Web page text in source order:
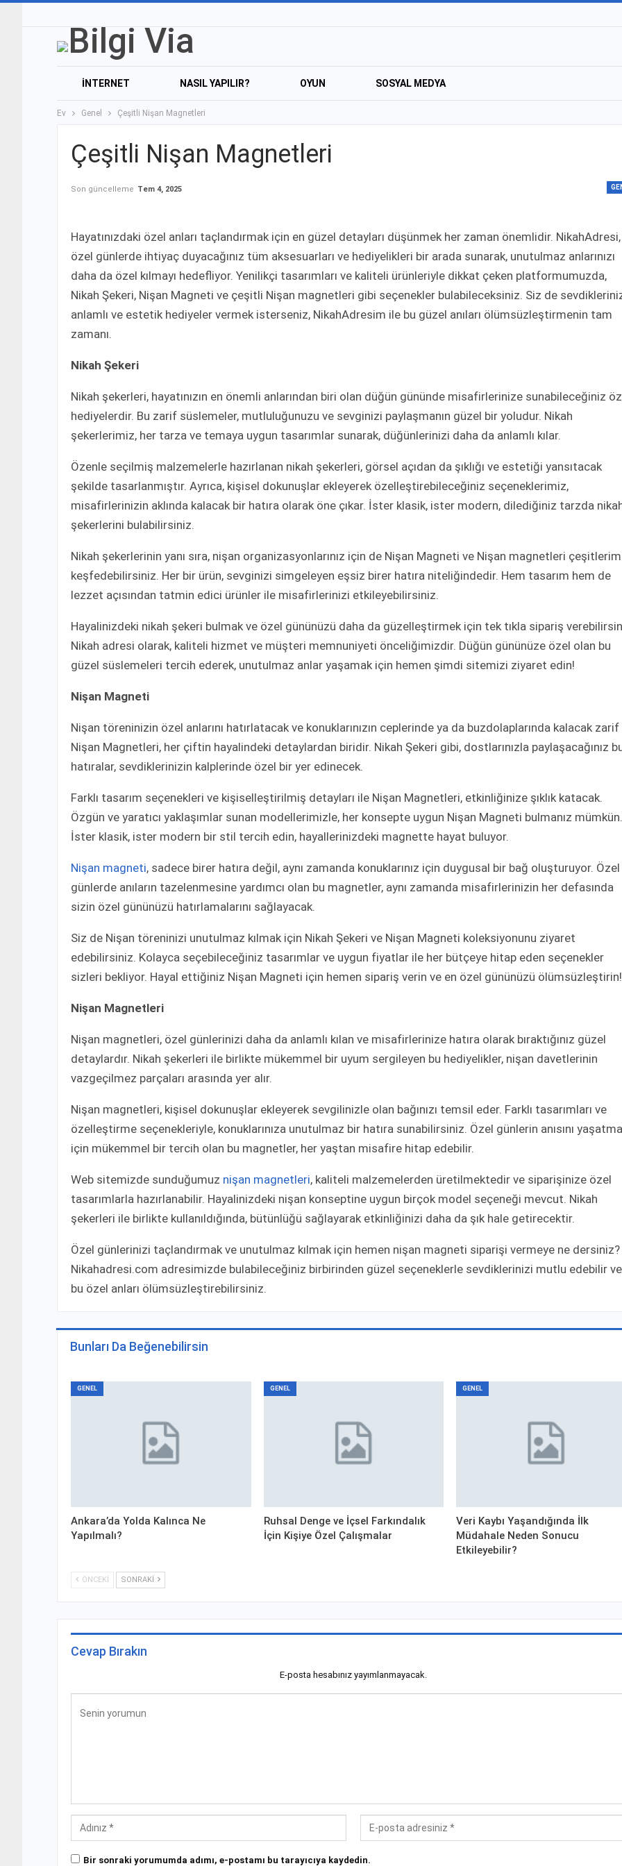
İNTERNET NASIL YAPILIR? OYUN SOSYAL MEDYA
Ev Genel Çeşitli Nişan Magnetleri
Çeşitli Nişan Magnetleri
Son güncelleme Tem 4, 2025
Hayatınızdaki özel anları taçlandırmak için en güzel detayları düşünmek her zaman önemlidir.
özel günlerde ihtiyaç duyacağınız tüm aksesuarları ve hediyelikleri bir arada sunarak, unutulmaz anlarınızı
daha da özel kılmayı hedefliyor. Yenilikçi tasarımları ve kaliteli ürünleriyle dikkat çeken platformumuzda,
Nikah Şekeri, Nişan Magneti ve çeşitli Nişan magnetleri gibi seçenekler bulabileceksiniz. Siz de
anlamlı ve estetik hediyeler vermek isterseniz, NikahAdresim ile bu güzel anıları ölümsüzleştirmenin tam
zamanı.
Nikah Şekeri
Nikah şekerleri, hayatınızın en önemli anlarından biri olan düğün gününde misafirlerinize sunabileceğiniz
hediyelerdir. Bu zarif süslemeler, mutluluğunuzu ve sevginizi paylaşmanın güzel bir yoludur. Nikah
şekerlerimiz, her tarza ve temaya uygun tasarımlar sunarak, düğünlerinizi daha da anlamlı kılar.
Özenle seçilmiş malzemelerle hazırlanan nikah şekerleri, görsel açıdan da şıklığı ve estetiği yansıtacak
şekilde tasarlanmıştır. Ayrıca, kişisel dokunuşlar ekleyerek özelleştirebileceğiniz seçeneklerimiz,
misafirlerinizin aklında kalacak bir hatıra olarak öne çıkar. İster klasik, ister modern, dilediğiniz tarzda
şekerlerini bulabilirsiniz.
Nikah şekerlerinin yanı sıra, nişan organizasyonlarınız için de Nişan Magneti ve Nişan magnetleri
keşfedebilirsiniz. Her bir ürün, sevginizi simgeleyen eşsiz birer hatıra niteliğindedir. Hem tasarım hem de
lezzet açısından tatmin edici ürünler ile misafirlerinizi etkileyebilirsiniz.
Hayalinizdeki nikah şekeri bulmak ve özel gününüzü daha da güzelleştirmek için tek tıkla sipariş
Nikah adresi olarak, kaliteli hizmet ve müşteri memnuniyeti önceliğimizdir. Düğün gününüze özel olan bu
güzel süslemeleri tercih ederek, unutulmaz anlar yaşamak için hemen şimdi sitemizi ziyaret edin!
Nişan Magneti
Nişan töreninizin özel anlarını hatırlatacak ve konuklarınızın ceplerinde ya da buzdolaplarında kalacak zarif
Nişan Magnetleri, her çiftin hayalindeki detaylardan biridir. Nikah Şekeri gibi, dostlarınızla paylaşacağınız
hatıralar, sevdiklerinizin kalplerinde özel bir yer edinecek.
Farklı tasarım seçenekleri ve kişiselleştirilmiş detayları ile Nişan Magnetleri, etkinliğinize şıklık katacak.
Özgün ve yaratıcı yaklaşımlar sunan modellerimizle, her konsepte uygun Nişan Magneti bulmanız mümkün.
İster klasik, ister modern bir stil tercih edin, hayallerinizdeki magnette hayat buluyor.
Nişan magneti, sadece birer hatıra değil, aynı zamanda konuklarınız için duygusal bir bağ oluşturuyor. Özel
günlerde anıların tazelenmesine yardımcı olan bu magnetler, aynı zamanda misafirlerinizin her defasında
sizin özel gününüzü hatırlamalarını sağlayacak.
Siz de Nişan töreninizi unutulmaz kılmak için Nikah Şekeri ve Nişan Magneti koleksiyonunu ziyaret
edebilirsiniz. Kolayca seçebileceğiniz tasarımlar ve uygun fiyatlar ile her bütçeye hitap eden seçenekler
sizleri bekliyor. Hayal ettiğiniz Nişan Magneti için hemen sipariş verin ve en özel gününüzü ölümsüzleştirin!
Nişan Magnetleri
Nişan magnetleri, özel günlerinizi daha da anlamlı kılan ve misafirlerinize hatıra olarak bıraktığınız güzel
detaylardır. Nikah şekerleri ile birlikte mükemmel bir uyum sergileyen bu hediyelikler, nişan davetlerinin
vazgeçilmez parçaları arasında yer alır.
Nişan magnetleri, kişisel dokunuşlar ekleyerek sevgilinizle olan bağınızı temsil eder. Farklı tasarımları ve
özelleştirme seçenekleriyle, konuklarınıza unutulmaz bir hatıra sunabilirsiniz. Özel günlerin anısını
için mükemmel bir tercih olan bu magnetler, her yaştan misafire hitap edebilir.
Web sitemizde sunduğumuz nişan magnetleri, kaliteli malzemelerden üretilmektedir ve siparişinize özel
tasarımlarla hazırlanabilir. Hayalinizdeki nişan konseptine uygun birçok model seçeneği mevcut. Nikah
şekerleri ile birlikte kullanıldığında, bütünlüğü sağlayarak etkinliğinizi daha da şık hale getirecektir.
Özel günlerinizi taçlandırmak ve unutulmaz kılmak için hemen nişan magneti siparişi vermeye ne dersiniz?
Nikahadresi.com adresimizde bulabileceğiniz birbirinden güzel seçeneklerle sevdiklerinizi mutlu edebilir ve
bu özel anları ölümsüzleştirebilirsiniz.
Bunları Da Beğenebilirsin
GENEL
Ankara’da Yolda Kalınca Ne
Yapılmalı?
GENEL
Ruhsal Denge ve İçsel Farkındalık
İçin Kişiye Özel Çalışmalar
GENEL
Veri Kaybı Yaşandığında İlk
Müdahale Neden Sonucu
Etkileyebilir?
ÖNCEKI SONRAKI
Cevap Bırakın
E-posta hesabınız yayımlanmayacak.
Bir sonraki yorumumda adımı, e-postamı bu tarayıcıya kaydedin.